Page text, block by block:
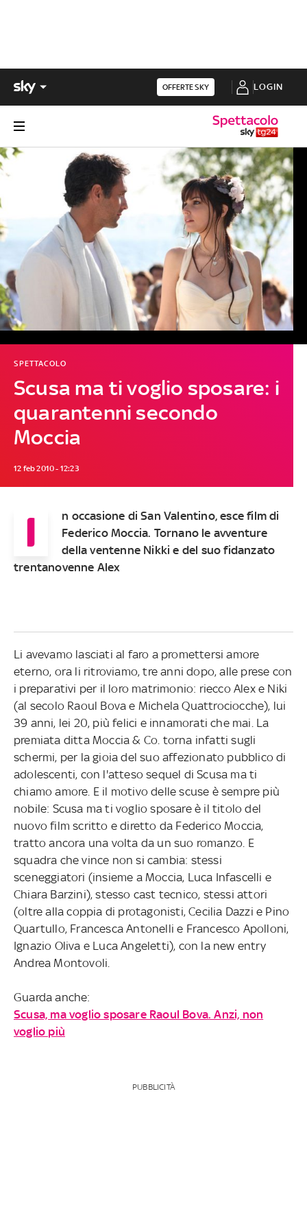
OFFERTE SKY LOGIN
Scusa ma ti voglio sposare: i
quarantenni secondo
Moccia
SPETTACOLO
12 feb 2010 - 12:23
I
n occasione di San Valentino, esce film di
Federico Moccia. Tornano le avventure
della ventenne Nikki e del suo fidanzato
trentanovenne Alex
Li avevamo lasciati al faro a promettersi amore
eterno, ora li ritroviamo, tre anni dopo, alle prese con
i preparativi per il loro matrimonio: riecco Alex e Niki
(al secolo Raoul Bova e Michela Quattrociocche), lui
39 anni, lei 20, più felici e innamorati che mai. La
premiata ditta Moccia & Co. torna infatti sugli
schermi, per la gioia del suo affezionato pubblico di
adolescenti, con l'atteso sequel di Scusa ma ti
chiamo amore. E il motivo delle scuse è sempre più
nobile: Scusa ma ti voglio sposare è il titolo del
nuovo film scritto e diretto da Federico Moccia,
tratto ancora una volta da un suo romanzo. E
squadra che vince non si cambia: stessi
sceneggiatori (insieme a Moccia, Luca Infascelli e
Chiara Barzini), stesso cast tecnico, stessi attori
(oltre alla coppia di protagonisti, Cecilia Dazzi e Pino
Quartullo, Francesca Antonelli e Francesco Apolloni,
Ignazio Oliva e Luca Angeletti), con la new entry
Andrea Montovoli.
Guarda anche:
Scusa, ma voglio sposare Raoul Bova. Anzi, non
voglio più
PUBBLICITÀ